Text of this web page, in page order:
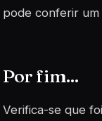
pode conferir
Por fim...
Verifica-se que